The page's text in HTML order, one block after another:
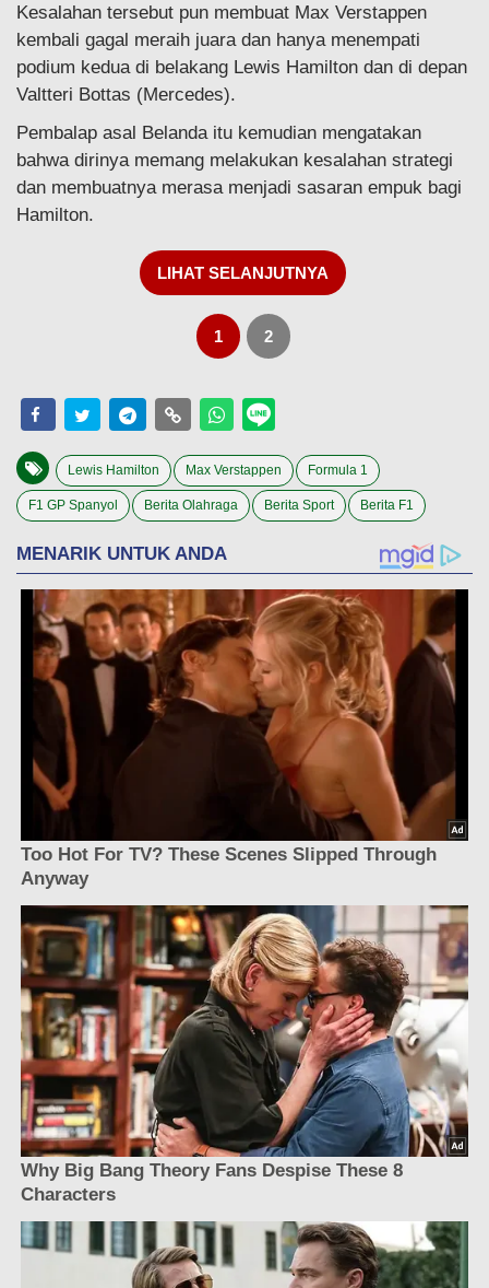
Kesalahan tersebut pun membuat Max Verstappen
kembali gagal meraih juara dan hanya menempati
podium kedua di belakang Lewis Hamilton dan di depan
Valtteri Bottas (Mercedes).
Pembalap asal Belanda itu kemudian mengatakan
bahwa dirinya memang melakukan kesalahan strategi
dan membuatnya merasa menjadi sasaran empuk bagi
Hamilton.
LIHAT SELANJUTNYA
1 2
Lewis Hamilton Max Verstappen Formula 1
F1 GP Spanyol Berita Olahraga Berita Sport Berita F1